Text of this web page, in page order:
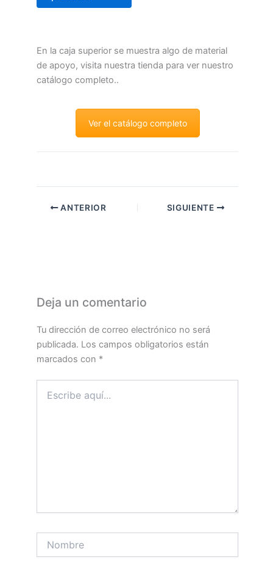
En la caja superior se muestra algo de material
de apoyo, visita nuestra tienda para ver nuestro
catálogo completo..
Ver el catálogo completo
ANTERIOR SIGUIENTE
Deja un comentario
Tu dirección de correo electrónico no será
publicada. Los campos obligatorios están
marcados con *
aquí...